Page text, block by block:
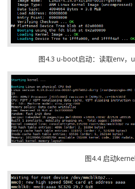
图4.3 u-boot启动：读取env，
图4.4 启动kernel